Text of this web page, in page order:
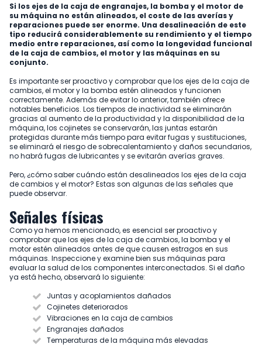
Si los ejes de la caja de engranajes, la bomba y el motor de
su máquina no están alineados, el coste de las averías y
reparaciones puede ser enorme. Una desalineación de este
tipo reducirá considerablemente su rendimiento y el tiempo
medio entre reparaciones, así como la longevidad funcional
de la caja de cambios, el motor y las máquinas en su
conjunto.
Es importante ser proactivo y comprobar que los ejes de la caja de
cambios, el motor y la bomba estén alineados y funcionen
correctamente. Además de evitar lo anterior, también ofrece
notables beneficios. Los tiempos de inactividad se eliminarán
gracias al aumento de la productividad y la disponibilidad de la
máquina, los cojinetes se conservarán, las juntas estarán
protegidas durante más tiempo para evitar fugas y sustituciones,
se eliminará el riesgo de sobrecalentamiento y daños secundarios,
no habrá fugas de lubricantes y se evitarán averías graves.
Pero, ¿cómo saber cuándo están desalineados los ejes de la caja
de cambios y el motor? Estas son algunas de las señales que
puede observar.
Señales físicas
Como ya hemos mencionado, es esencial ser proactivo y
comprobar que los ejes de la caja de cambios, la bomba y el
motor estén alineados antes de que causen estragos en sus
máquinas. Inspeccione y examine bien sus máquinas para
evaluar la salud de los componentes interconectados. Si el daño
ya está hecho, observará lo siguiente:
Juntas y acoplamientos dañados
Cojinetes deteriorados
Vibraciones en la caja de cambios
Engranajes dañados
Temperaturas de la máquina más elevadas